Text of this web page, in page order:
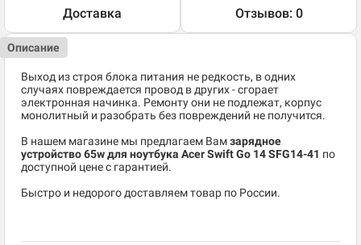
Доставка Отзывов: 0
Описание
Выход из строя блока питания не редкость, в одних
случаях повреждается провод в других - сгорает
электронная начинка. Ремонту они не подлежат, корпус
монолитный и разобрать без повреждений не получится.
В нашем магазине мы предлагаем Вамзарядное
устройство 65w для ноутбука Acer Swift Go 14 SFG14-41 по
доступной цене с гарантией.
Быстро и недорого доставляем товар по России.